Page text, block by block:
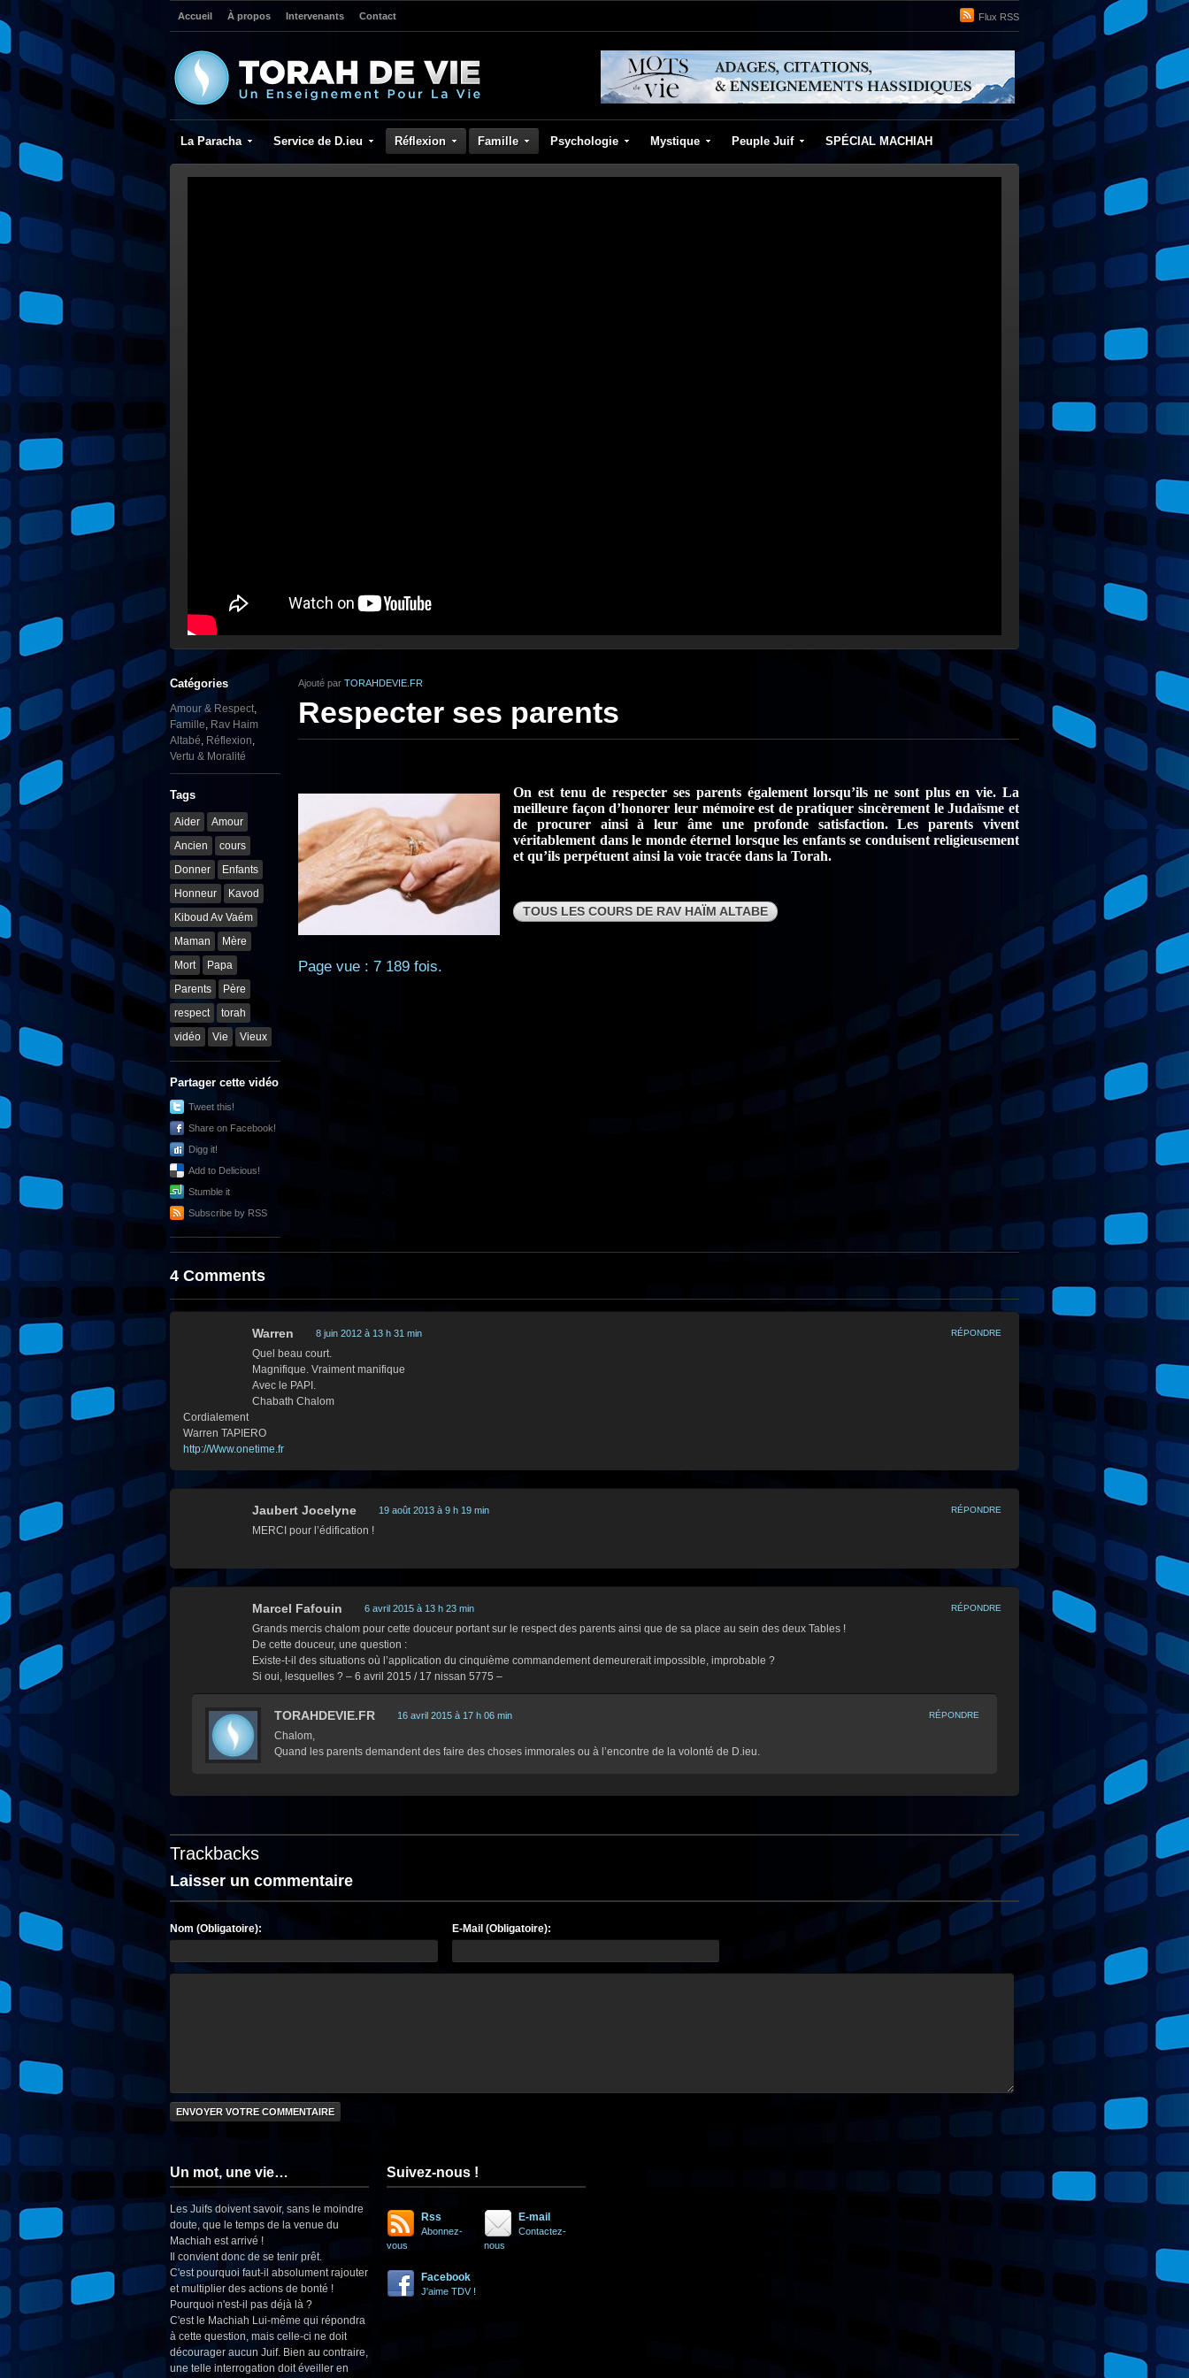
Flux RSS
Accueil À propos Intervenants Contact
La Paracha Service de D.ieu Réflexion Famille Psychologie Mystique Peuple Juif SPÉCIAL MACHIAH
Catégories
Amour & Respect,
Famille, Rav Haim
Altabé, Réflexion,
Vertu & Moralité
Tags
Aider
Amour
Ancien
cours
Donner
Enfants
Honneur
Kavod
Kiboud Av Vaém
Maman
Mère
Mort
Papa
Parents
Père
respect
torah
vidéo
Vie Vieux
Partager cette vidéo
Tweet this!
Share on Facebook!
Digg it!
Add to Delicious!
Stumble it
Subscribe by RSS
Ajouté par TORAHDEVIE.FR
Respecter ses parents
On est tenu de respecter ses parents également lorsqu’ils ne sont plus en vie. La
meilleure façon d’honorer leur mémoire est de pratiquer sincèrement le Judaïsme et
de procurer ainsi à leur âme une profonde satisfaction. Les parents vivent
véritablement dans le monde éternel lorsque les enfants se conduisent religieusement
et qu’ils perpétuent ainsi la voie tracée dans la Torah.
TOUS LES COURS DE RAV HAÏM ALTABE
Page vue : 7 189 fois.
4 Comments
Warren 8 juin 2012 à 13 h 31 min
Quel beau court.
Magnifique. Vraiment manifique
Avec le PAPI.
Chabath Chalom
Cordialement
Warren TAPIERO
http://Www.onetime.fr
RÉPONDRE
Jaubert Jocelyne 19 août 2013 à 9 h 19 min
MERCI pour l’édification !
RÉPONDRE
Marcel Fafouin 6 avril 2015 à 13 h 23 min
Grands mercis chalom pour cette douceur portant sur le respect des parents ainsi que de sa place au sein des deux Tables !
De cette douceur, une question :
Existe-t-il des situations où l’application du cinquième commandement demeurerait impossible, improbable ?
Si oui, lesquelles ? – 6 avril 2015 / 17 nissan 5775 –
RÉPONDRE
TORAHDEVIE.FR 16 avril 2015 à 17 h 06 min
Chalom,
Quand les parents demandent des faire des choses immorales ou à l’encontre de la volonté de D.ieu.
RÉPONDRE
Trackbacks
Laisser un commentaire
Nom (Obligatoire): E-Mail (Obligatoire):
Un mot, une vie…
Les Juifs doivent savoir, sans le moindre
doute, que le temps de la venue du
Machiah est arrivé !
Il convient donc de se tenir prêt.
C'est pourquoi faut-il absolument rajouter
et multiplier des actions de bonté !
Pourquoi n'est-il pas déjà là ?
C'est le Machiah Lui-même qui répondra
à cette question, mais celle-ci ne doit
décourager aucun Juif. Bien au contraire,
une telle interrogation doit éveiller en
Suivez-nous !
Rss
Abonnez-
vous
E-mail
Contactez-
nous
Facebook
J'aime TDV !